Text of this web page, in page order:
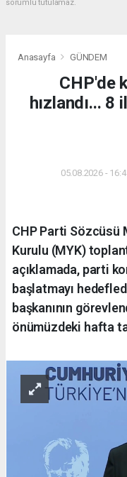
sorumlu tutulamaz.
Anasayfa GÜNDEM
CHP'de
hızlandı... 8
05.08.2026 -
CHP Parti Sözcüsü
Kurulu (MYK)
açıklamada, parti
başlatmayı
başkanının
önümüzdeki hafta